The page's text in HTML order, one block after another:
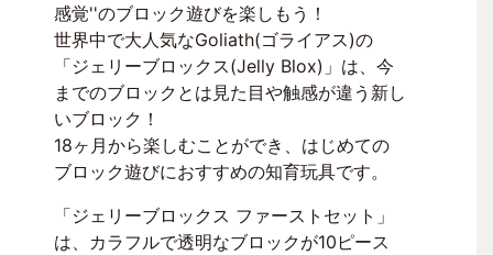
感覚''のブロック遊びを楽しもう！
世界中で大人気なGoliath(ゴライアス)の
「ジェリーブロックス(Jelly Blox)」は、今
までのブロックとは見た目や触感が違う新し
いブロック！
18ヶ月から楽しむことができ、はじめての
ブロック遊びにおすすめの知育玩具です。
「ジェリーブロックス ファーストセット」
は、カラフルで透明なブロックが10ピース